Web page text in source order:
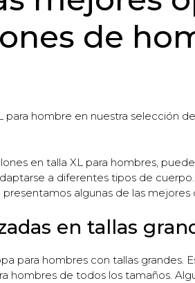
de
para hombre en nuestra selección
en talla XL para hombres,
a diferentes tipos de
algunas de las
en tallas
para hombres con tallas grandes.
de todos los tamaños.